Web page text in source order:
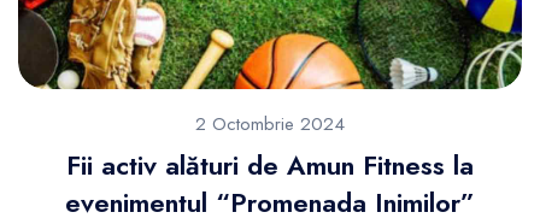
2 Octombrie 2024
Fii activ alături de Amun Fitness la
evenimentul “Promenada Inimilor”